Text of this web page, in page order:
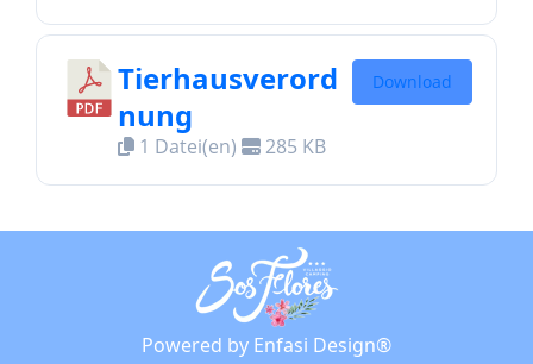
Tierhausverord
nung
1 Datei(en) 285 KB
Download
Powered by Enfasi Design®